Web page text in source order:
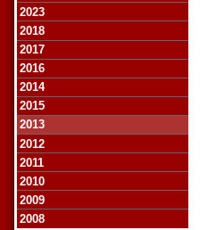
2023
2018
2017
2016
2014
2015
2013
2012
2011
2010
2009
2008